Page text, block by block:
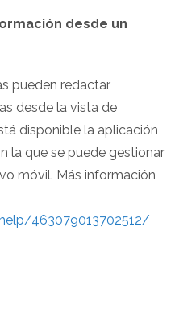
desde un
pueden redactar
desde la vista de
disponible la aplicación
la que se puede gestionar
móvil. Más información
463079013702512/